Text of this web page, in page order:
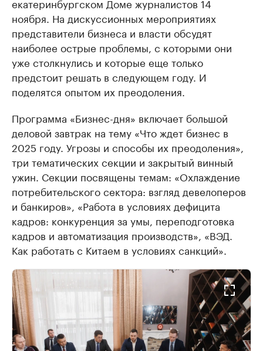
ноября. На дискуссионных мероприятиях
представители бизнеса и власти обсудят
наиболее острые проблемы, с которыми они
уже столкнулись и которые еще только
предстоит решать в следующем году. И
поделятся опытом их преодоления.
Программа «Бизнес-дня» включает большой
деловой завтрак на тему «Что ждет бизнес в
2025 году. Угрозы и способы их преодоления»,
три тематических секции и закрытый винный
ужин. Секции посвящены темам: «Охлаждение
потребительского сектора: взгляд девелоперов
и банкиров», «Работа в условиях дефицита
кадров: конкуренция за умы, переподготовка
кадров и автоматизация производств», «ВЭД.
Как работать с Китаем в условиях санкций».